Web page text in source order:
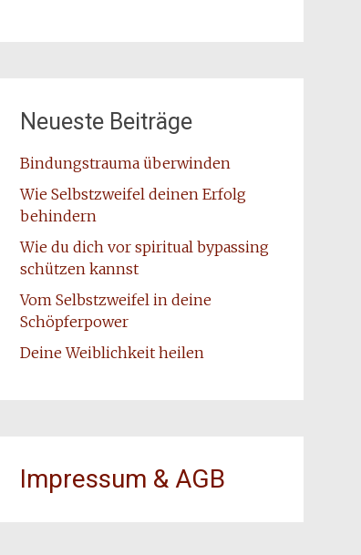
Neueste Beiträge
Bindungstrauma überwinden
Wie Selbstzweifel deinen Erfolg
behindern
Wie du dich vor spiritual bypassing
schützen kannst
Vom Selbstzweifel in deine
Schöpferpower
Deine Weiblichkeit heilen
Impressum & AGB